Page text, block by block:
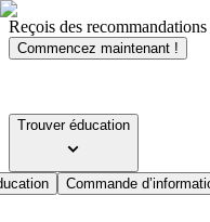
Reçois des
Commencez maintenant !
Trouver éducation
Commande